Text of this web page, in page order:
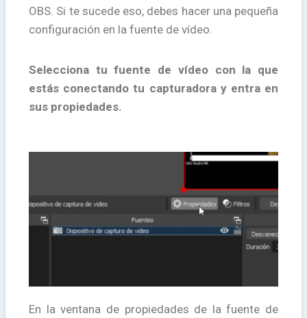
OBS. Si te sucede eso, debes hacer una pequeña
configuración en la fuente de vídeo.
Selecciona tu fuente de vídeo con la que
estás conectando tu capturadora y entra en
sus propiedades.
En la ventana de propiedades de la fuente de